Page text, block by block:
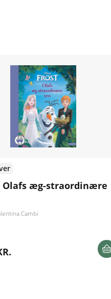
Olafs æg-straordinære
Cambi